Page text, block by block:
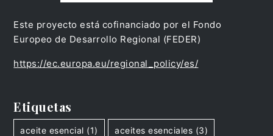
Este proyecto está cofinanciado por el Fondo
Europeo de Desarrollo Regional (FEDER)
https://ec.europa.eu/regional_policy/es/
Etiquetas
aceite esencial (1) aceites esenciales (3)